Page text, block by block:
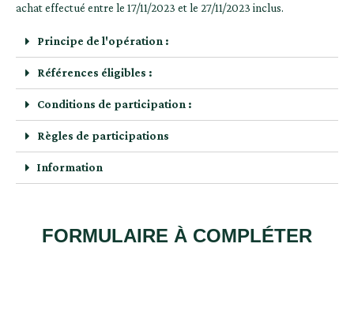
achat effectué entre le 17/11/2023 et le 27/11/2023 inclus.
Principe de l'opération :
Références éligibles :
Conditions de participation :
Règles de participations
Information
FORMULAIRE À COMPLÉTER